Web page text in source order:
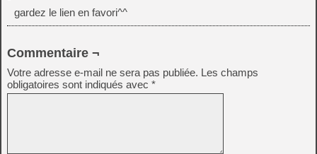
gardez le lien en favori^^
Commentaire ¬
Votre adresse e-mail ne sera pas publiée. Les champs
obligatoires sont indiqués avec *